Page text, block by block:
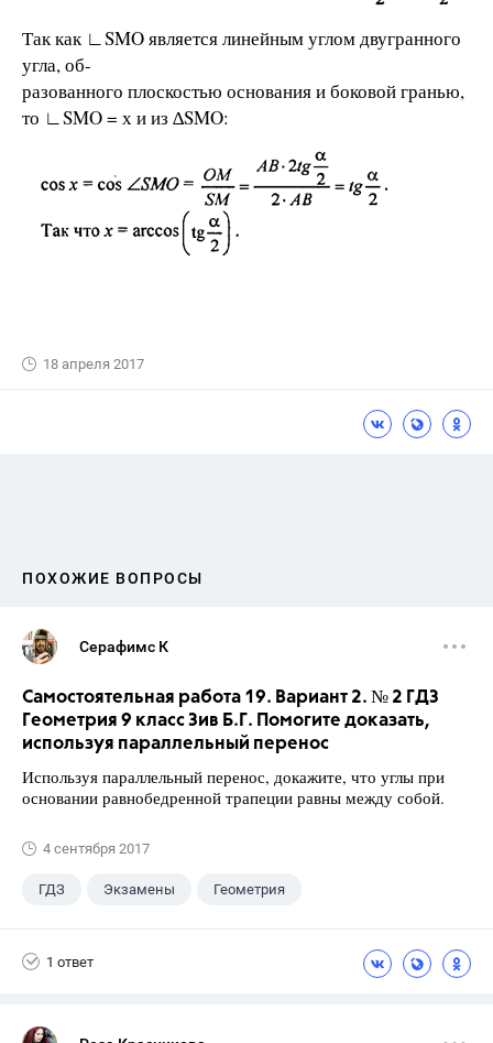
Так как ∟SMO является линейным углом двугранного
угла, об-
разованного плоскостью основания и боковой гранью,
то ∟SMO = х и из ∆SMO:
18 апреля 2017
ПОХОЖИЕ ВОПРОСЫ
Серафимс К
Самостоятельная работа 19. Вариант 2. № 2 ГДЗ
Геометрия 9 класс Зив Б.Г. Помогите доказать,
используя параллельный перенос
Используя параллельный перенос, докажите, что углы при
основании равнобедренной трапеции равны между собой.
4 сентября 2017
ГДЗ Экзамены Геометрия
1 ответ